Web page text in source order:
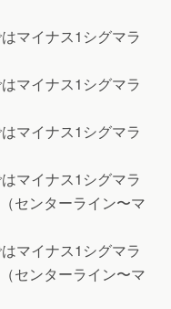
マイナス1シグマラ
マイナス1シグマラ
マイナス1シグマラ
マイナス1シグマラ
センターライン〜マ
マイナス1シグマラ
センターライン〜マ